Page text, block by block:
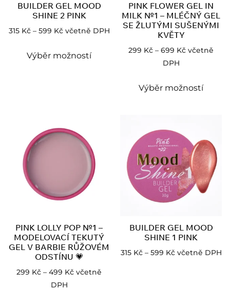
BUILDER GEL MOOD
SHINE 2 PINK
315 Kč – 599 Kč včetně DPH
Výběr možností
PINK FLOWER GEL IN
MILK №1 – MLÉČNÝ GEL
SE ŽLUTÝMI SUŠENÝMI
KVĚTY
299 Kč – 699 Kč včetně
DPH
Výběr možností
PINK LOLLY POP №1 –
MODELOVACÍ TEKUTÝ
GEL V BARBIE RŮŽOVÉM
ODSTÍNU 💗
299 Kč – 499 Kč včetně
DPH
BUILDER GEL MOOD
SHINE 1 PINK
315 Kč – 599 Kč včetně DPH